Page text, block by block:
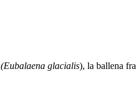
(Eubalaena glacialis), la ballena